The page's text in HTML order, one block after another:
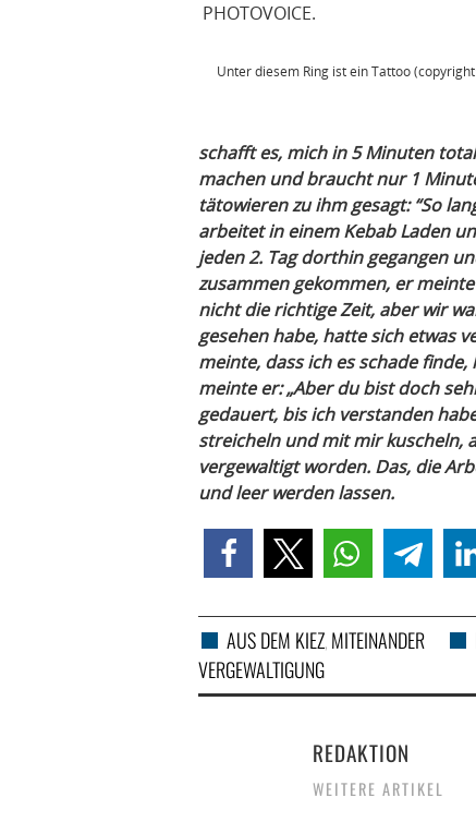
PHOTOVOICE.
Unter diesem Ring ist ein Tattoo
schafft es, mich in 5 Minuten
machen und braucht nur 1
tätowieren zu ihm gesagt: “So
arbeitet in einem Kebab Laden
jeden 2. Tag dorthin gegangen
zusammen gekommen, er
nicht die richtige Zeit, aber wir
gesehen habe, hatte sich etwas
meinte, dass ich es schade
meinte er: „Aber du bist doch
gedauert, bis ich verstanden
streicheln und mit mir kuscheln,
vergewaltigt worden. Das, die
und leer werden lassen.
AUS DEM KIEZ, MITEINANDER
VERGEWALTIGUNG
REDAKTION
WEITERE ARTIKEL